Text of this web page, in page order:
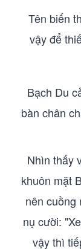
Tên biến
vậy để
Bạch Du
bàn chân
Nhìn thấy
khuôn mặt
nên cuồng
nụ cười:
vậy thì